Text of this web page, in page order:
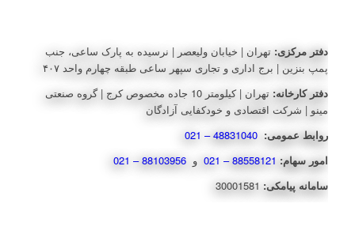
دفتر مرکزی: تهران | خیابان ولیعصر | نرسیده به پارک ساعی، جنب
پمپ بنزین | برج اداری و تجاری سپهر ساعی طبقه چهارم واحد ۴۰۷
دفتر کارخانه:
تهران | کیلومتر 10 جاده مخصوص کرج | گروه صنعتی
مینو | شرکت اقتصادی و خودکفایی آزادگان
روابط عمومی:
امور سهام: 88558121 – 021 و
سامانه پیامکی: